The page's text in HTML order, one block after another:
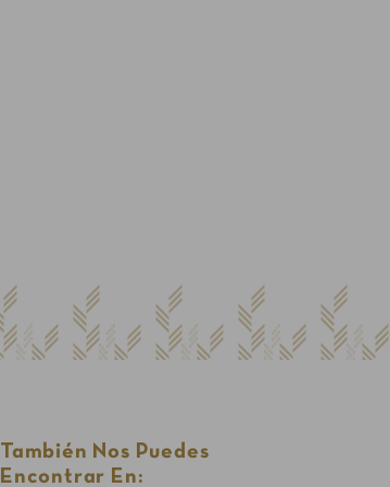
También Nos Puedes
Encontrar En: